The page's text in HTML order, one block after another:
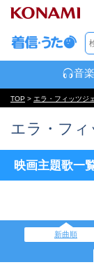
音楽
TOP > エラ・フィッツジ
エラ・フ
映画主題歌一
新曲順